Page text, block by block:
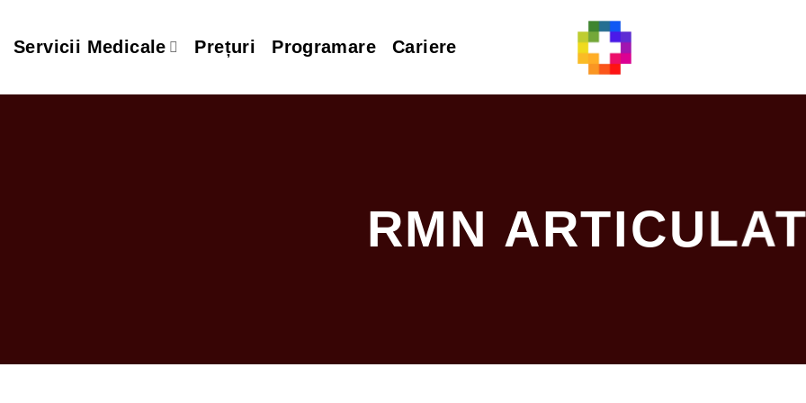
content
Servicii Medicale Prețuri Programare Cariere
RMN